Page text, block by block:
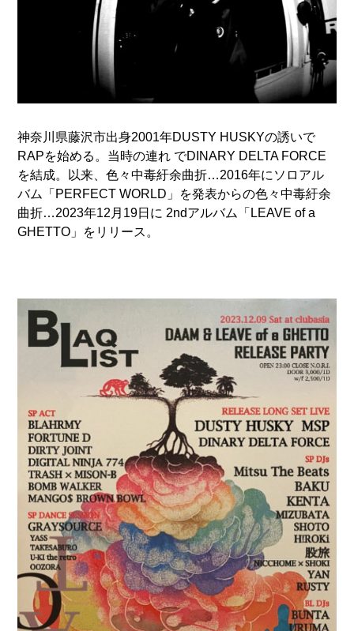
神奈川県藤沢市出身2001年DUSTY HUSKYの誘いで
RAPを始める。当時の連れ でDINARY DELTA FORCE
を結成。以来、色々中毒紆余曲折…2016年にソロアル
バム「PERFECT WORLD」を発表からの色々中毒紆余
曲折…2023年12月19日に 2ndアルバム「LEAVE of a
GHETTO」をリリース。